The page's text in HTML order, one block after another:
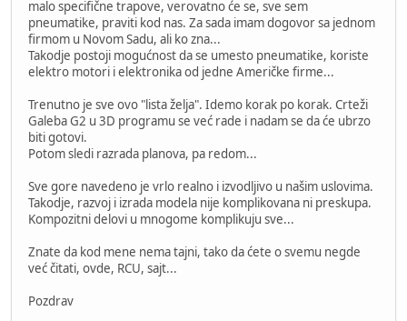
malo specifične trapove, verovatno će se, sve sem
pneumatike, praviti kod nas. Za sada imam dogovor sa jednom
firmom u Novom Sadu, ali ko zna...
Takodje postoji mogućnost da se umesto pneumatike, koriste
elektro motori i elektronika od jedne Američke firme...
Trenutno je sve ovo "lista želja". Idemo korak po korak. Crteži
Galeba G2 u 3D programu se već rade i nadam se da će ubrzo
biti gotovi.
Potom sledi razrada planova, pa redom...
Sve gore navedeno je vrlo realno i izvodljivo u našim uslovima.
Takodje, razvoj i izrada modela nije komplikovana ni preskupa.
Kompozitni delovi u mnogome komplikuju sve...
Znate da kod mene nema tajni, tako da ćete o svemu negde
već čitati, ovde, RCU, sajt...
Pozdrav